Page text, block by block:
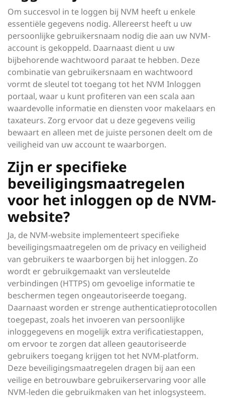
Om succesvol in te loggen bij NVM heeft u enkele
essentiële gegevens nodig. Allereerst heeft u uw
persoonlijke gebruikersnaam nodig die aan uw NVM-
account is gekoppeld. Daarnaast dient u uw
bijbehorende wachtwoord paraat te hebben. Deze
combinatie van gebruikersnaam en wachtwoord
vormt de sleutel tot toegang tot het NVM Inloggen
portaal, waar u kunt profiteren van een scala aan
waardevolle informatie en diensten voor makelaars en
taxateurs. Zorg ervoor dat u deze gegevens veilig
bewaart en alleen met de juiste personen deelt om de
veiligheid van uw account te waarborgen.
Zijn er specifieke
beveiligingsmaatregelen
voor het inloggen op de NVM-
website?
Ja, de NVM-website implementeert specifieke
beveiligingsmaatregelen om de privacy en veiligheid
van gebruikers te waarborgen bij het inloggen. Zo
wordt er gebruikgemaakt van versleutelde
verbindingen (HTTPS) om gevoelige informatie te
beschermen tegen ongeautoriseerde toegang.
Daarnaast worden er strenge authenticatieprotocollen
toegepast, zoals het invoeren van persoonlijke
inloggegevens en mogelijk extra verificatiestappen,
om ervoor te zorgen dat alleen geautoriseerde
gebruikers toegang krijgen tot het NVM-platform.
Deze beveiligingsmaatregelen dragen bij aan een
veilige en betrouwbare gebruikerservaring voor alle
NVM-leden die gebruikmaken van het inlogsysteem.